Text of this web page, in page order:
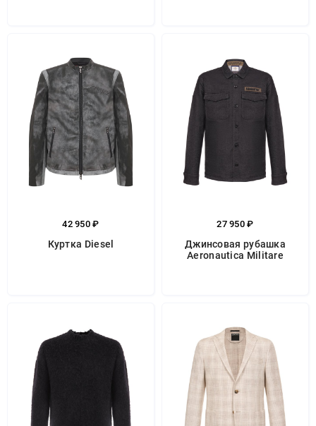
42 950 ₽
Куртка Diesel
27 950 ₽
Джинсовая рубашка
Aeronautica Militare